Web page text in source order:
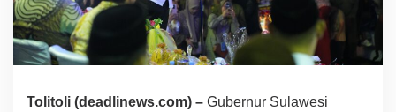
Tolitoli (deadlinews.com) – Gubernur Sulawesi